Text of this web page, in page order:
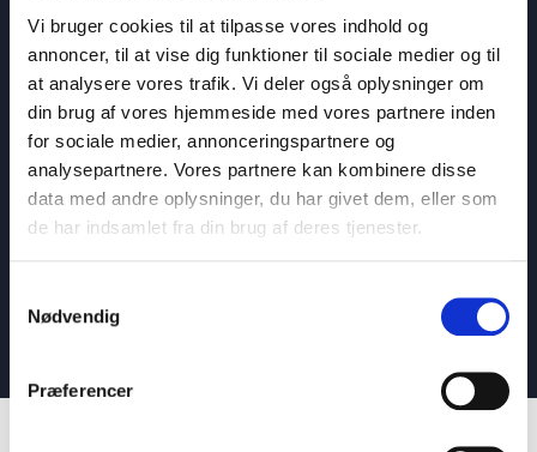
Vi bruger cookies til at tilpasse vores indhold og
annoncer, til at vise dig funktioner til sociale medier og til
at analysere vores trafik. Vi deler også oplysninger om
din brug af vores hjemmeside med vores partnere inden
for sociale medier, annonceringspartnere og
analysepartnere. Vores partnere kan kombinere disse
data med andre oplysninger, du har givet dem, eller som
de har indsamlet fra din brug af deres tjenester.
Nødvendig
Præferencer
Mellemøsten
Iran konflikten og dens globale konsekvenser
Anna Eckhoff
20 års indsigt i Mellemøsten og andre brændpunkter i verden
: Iran konflikten og dens globale
Læs alle blogindlæg